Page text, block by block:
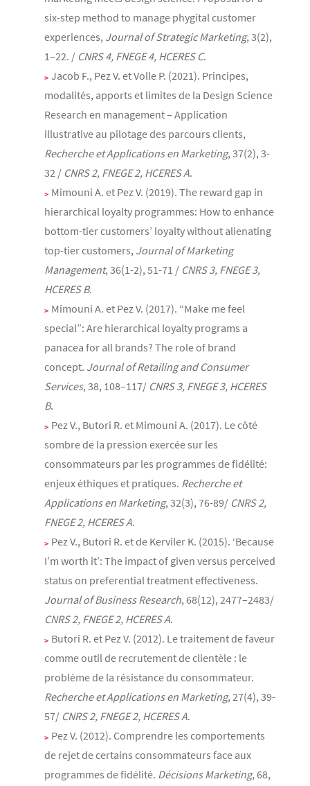
six-step method to manage phygital customer
experiences, Journal of Strategic Marketing, 3(2),
1–22. / CNRS 4, FNEGE 4, HCERES C.
Jacob F., Pez V. et Volle P. (2021). Principes,
modalités, apports et limites de la Design Science
Research en management – Application
illustrative au pilotage des parcours clients,
Recherche et Applications en Marketing, 37(2), 3-
32 / CNRS 2, FNEGE 2, HCERES A.
Mimouni A. et Pez V. (2019). The reward gap in
hierarchical loyalty programmes: How to enhance
bottom-tier customers’ loyalty without alienating
top-tier customers, Journal of Marketing
Management, 36(1-2), 51-71 / CNRS 3, FNEGE 3,
HCERES B.
Mimouni A. et Pez V. (2017). “Make me feel
special”: Are hierarchical loyalty programs a
panacea for all brands? The role of brand
concept. Journal of Retailing and Consumer
Services, 38, 108–117/ CNRS 3, FNEGE 3, HCERES
B.
Pez V., Butori R. et Mimouni A. (2017). Le côté
sombre de la pression exercée sur les
consommateurs par les programmes de fidélité:
enjeux éthiques et pratiques. Recherche et
Applications en Marketing, 32(3), 76-89/ CNRS 2,
FNEGE 2, HCERES A.
Pez V., Butori R. et de Kerviler K. (2015). ‘Because
I’m worth it’: The impact of given versus perceived
status on preferential treatment effectiveness.
Journal of Business Research, 68(12), 2477–2483/
CNRS 2, FNEGE 2, HCERES A.
Butori R. et Pez V. (2012). Le traitement de faveur
comme outil de recrutement de clientèle : le
problème de la résistance du consommateur.
Recherche et Applications en Marketing, 27(4), 39-
57/ CNRS 2, FNEGE 2, HCERES A.
Pez V. (2012). Comprendre les comportements
de rejet de certains consommateurs face aux
programmes de fidélité. Décisions Marketing, 68,